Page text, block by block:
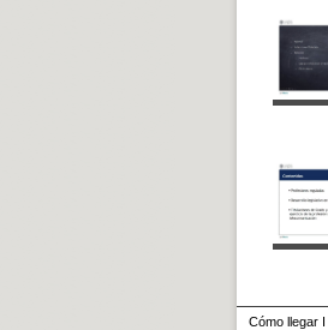
Cómo llegar I